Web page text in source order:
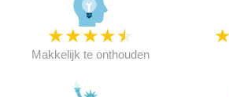
★★★★★
Makkelijk te onthouden
★